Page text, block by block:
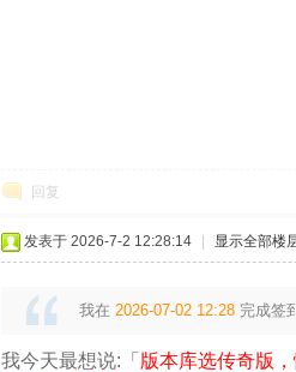
回复
发表于 2026-7-2 12:28:14 显示全部楼
我在 2026-07-02 12:28完成签
我今天最想说:「 版本库选传奇版